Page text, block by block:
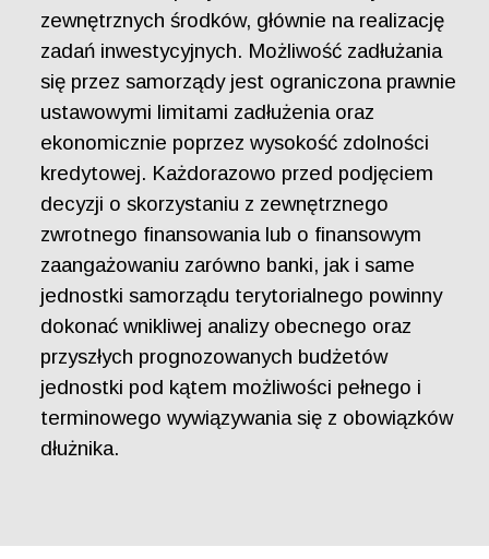
zewnętrznych środków, głównie na realizację
zadań inwestycyjnych. Możliwość zadłużania
się przez samorządy jest ograniczona prawnie
ustawowymi limitami zadłużenia oraz
ekonomicznie poprzez wysokość zdolności
kredytowej. Każdorazowo przed podjęciem
decyzji o skorzystaniu z zewnętrznego
zwrotnego finansowania lub o finansowym
zaangażowaniu zarówno banki, jak i same
jednostki samorządu terytorialnego powinny
dokonać wnikliwej analizy obecnego oraz
przyszłych prognozowanych budżetów
jednostki pod kątem możliwości pełnego i
terminowego wywiązywania się z obowiązków
dłużnika.